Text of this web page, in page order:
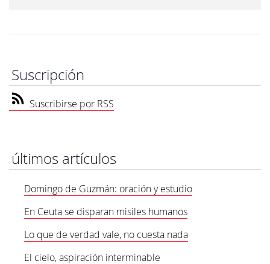
Suscripción
Suscribirse por RSS
últimos artículos
Domingo de Guzmán: oración y estudio
En Ceuta se disparan misiles humanos
Lo que de verdad vale, no cuesta nada
El cielo, aspiración interminable